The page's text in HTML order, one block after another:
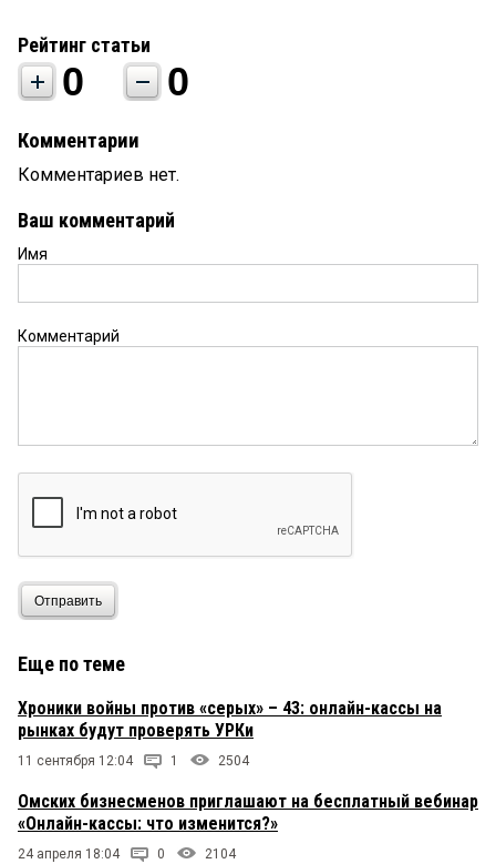
Рейтинг статьи
0 0
Комментарии
Комментариев нет.
Ваш комментарий
Имя
Комментарий
Отправить
Еще по теме
Хроники войны против «серых» – 43: онлайн-кассы на
рынках будут проверять УРКи
11 сентября 12:04 1 2504
Омских бизнесменов приглашают на бесплатный вебинар
«Онлайн-кассы: что изменится?»
24 апреля 18:04 0 2104